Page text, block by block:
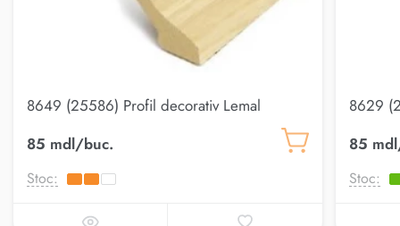
8649 (25586) Profil decorativ Lemal
85 mdl/buc.
Stoc:
8629
85
Stoc: